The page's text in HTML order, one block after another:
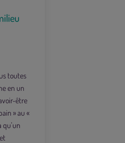
toutes
en un
être
» au «
qu’un